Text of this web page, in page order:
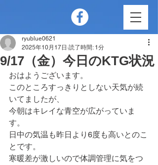
9/17（金）今日のKTG状況
ryublue0621
2025年10月17日 読了時間: 1分
おはようございます。
このところすっきりとしない天気が続
いてましたが、
今朝はキレイな青空が広がっていま
す。
日中の気温も昨日より6度も高いとのこ
とです。
寒暖差が激しいので体調管理に気をつ